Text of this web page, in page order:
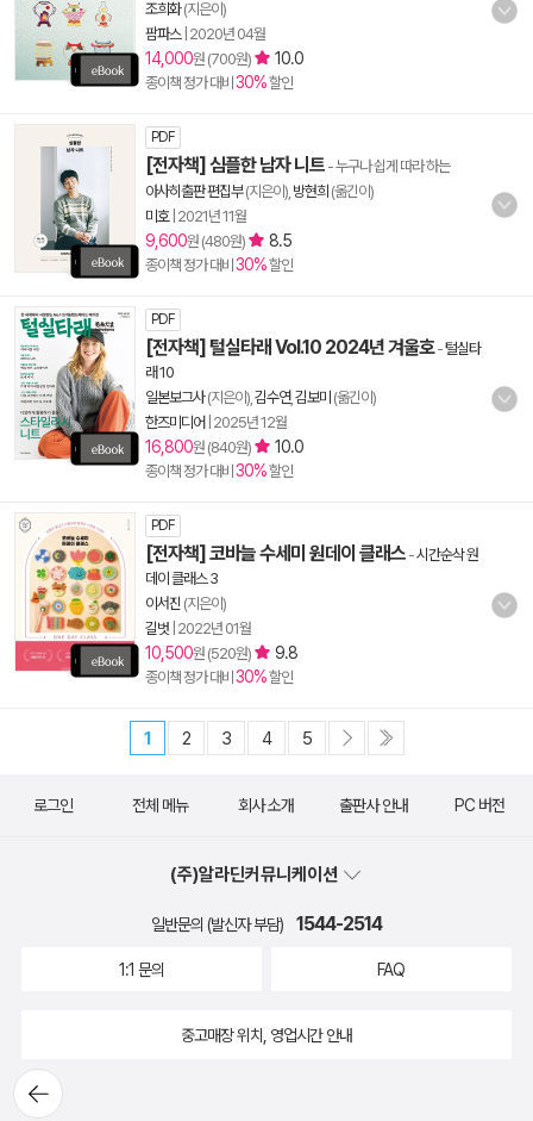
조희화(지은이)
팜파스| 2020년 04월
14,000원 (700원) 10.0
종이책 정가 대비 30%할인
PDF
[전자책] 심플한 남자 니트 - 누구나 쉽게 따라 하는
아사히출판 편집부(지은이), 방현희 (옮긴이)
미호| 2021년 11월
9,600원 (480원) 8.5
종이책 정가 대비 30%할인
PDF
[전자책] 털실타래 Vol.10 2024년 겨울호-털실타
래 10
일본보그사(지은이), 김수연, 김보미 (옮긴이)
한즈미디어 2025년 12월
16,800원 (840원) 10.0
종이책 정가 대비 30%할인
PDF
[전자책] 코바늘 수세미 원데이 클래스 -시간순삭 원
데이 클래스 3
이서진 (지은이)
길벗 2022년 01월
10,500원 (520원) 9.8
종이책 정가 대비 30%할인
1 2 3 4 5
뒤로가
기
로그인 전체 메뉴 회사 소개 출판사 안내 PC 버전
(주)알라딘커뮤니케이션
일반문의 (발신자 부담) 1544-2514
1:1 문의 FAQ
중고매장 위치, 영업시간 안내